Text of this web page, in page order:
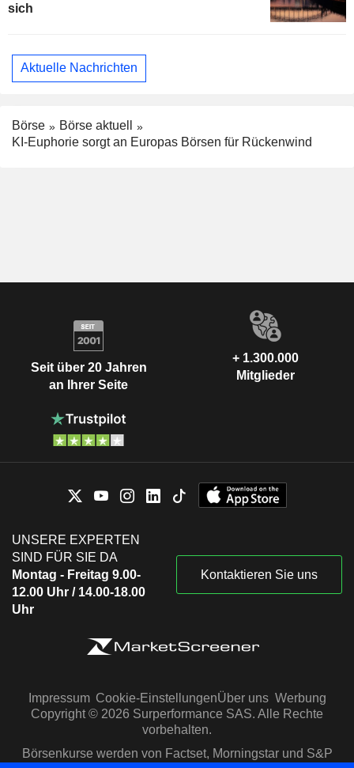
sich
Aktuelle Nachrichten
Börse
Börse aktuell
KI-Euphorie sorgt an Europas Börsen für Rückenwind
Seit über 20 Jahren
an Ihrer Seite
+ 1.300.000
Mitglieder
UNSERE EXPERTEN
SIND FÜR SIE DA
Montag - Freitag 9.00-
12.00 Uhr / 14.00-18.00
Uhr
Kontaktieren Sie uns
Impressum Cookie-EinstellungenÜber uns Werbung
Copyright © 2026 Surperformance SAS. Alle Rechte
vorbehalten.
Börsenkurse werden von Factset, Morningstar und S&P